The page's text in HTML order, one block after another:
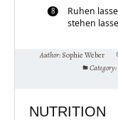
Ruhen
stehen
Author: Sophie Weber
Category:
NUTRITION